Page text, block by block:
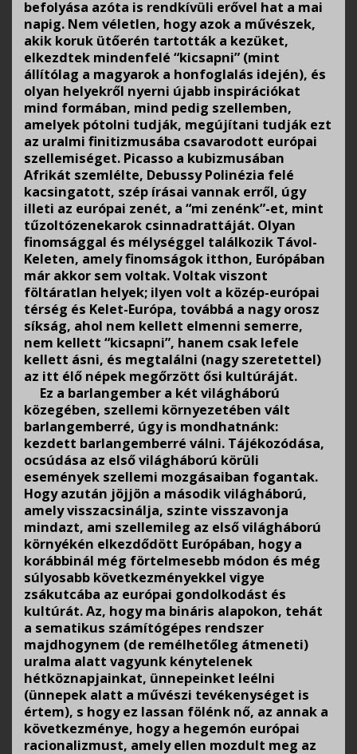
befolyása azóta is rendkívüli erővel hat a mai
napig. Nem véletlen, hogy azok a művészek,
akik koruk ütőerén tartották a kezüket,
elkezdtek mindenfelé “kicsapni” (mint
állítólag a magyarok a honfoglalás idején), és
olyan helyekről nyerni újabb inspirációkat
mind formában, mind pedig szellemben,
amelyek pótolni tudják, megújítani tudják ezt
az uralmi finitizmusába csavarodott európai
szellemiséget. Picasso a kubizmusában
Afrikát szemlélte, Debussy Polinézia felé
kacsingatott, szép írásai vannak erről, úgy
illeti az európai zenét, a “mi zenénk”-et, mint
tűzoltózenekarok csinnadrattáját. Olyan
finomsággal és mélységgel találkozik Távol-
Keleten, amely finomságok itthon, Európában
már akkor sem voltak. Voltak viszont
föltáratlan helyek; ilyen volt a közép-európai
térség és Kelet-Európa, továbbá a nagy orosz
síkság, ahol nem kellett elmenni semerre,
nem kellett “kicsapni”, hanem csak lefele
kellett ásni, és megtalálni (nagy szeretettel)
az itt élő népek megőrzött ősi kultúráját.
Ez a barlangember a két világháború
közegében, szellemi környezetében vált
barlangemberré, úgy is mondhatnánk:
kezdett barlangemberré válni. Tájékozódása,
ocsúdása az első világháború körüli
események szellemi mozgásaiban fogantak.
Hogy azután jöjjön a második világháború,
amely visszacsinálja, szinte visszavonja
mindazt, ami szellemileg az első világháború
környékén elkezdődött Európában, hogy a
korábbinál még förtelmesebb módon és még
súlyosabb következményekkel vigye
zsákutcába az európai gondolkodást és
kultúrát. Az, hogy ma bináris alapokon, tehát
a sematikus számítógépes rendszer
majdhogynem (de remélhetőleg átmeneti)
uralma alatt vagyunk kénytelenek
hétköznapjainkat, ünnepeinket leélni
(ünnepek alatt a művészi tevékenységet is
értem), s hogy ez lassan fölénk nő, az annak a
következménye, hogy a hegemón európai
racionalizmust, amely ellen mozdult meg az